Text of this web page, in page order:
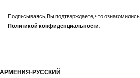
Подписываясь, Вы подтверждаете, что ознакомились
Политикой конфиденциальности.
АРМЕНИЯ·РУССКИЙ